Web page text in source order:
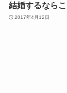
結婚するなら
2017年4月12日